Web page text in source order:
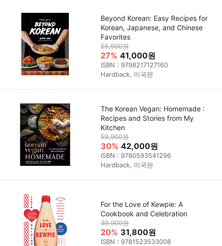
Beyond Korean: Easy Recipes for
Korean, Japanese, and Chinese
Favorites
55,900원
27% 41,000원
ISBN : 9798217127160
Hardback, 미국판
The Korean Vegan: Homemade :
Recipes and Stories from My
Kitchen
59,900원
30% 42,000원
ISBN : 9780593541296
Hardback, 미국판
For the Love of Kewpie: A
Cookbook and Celebration
39,900원
20% 31,800원
ISBN : 9781523533008